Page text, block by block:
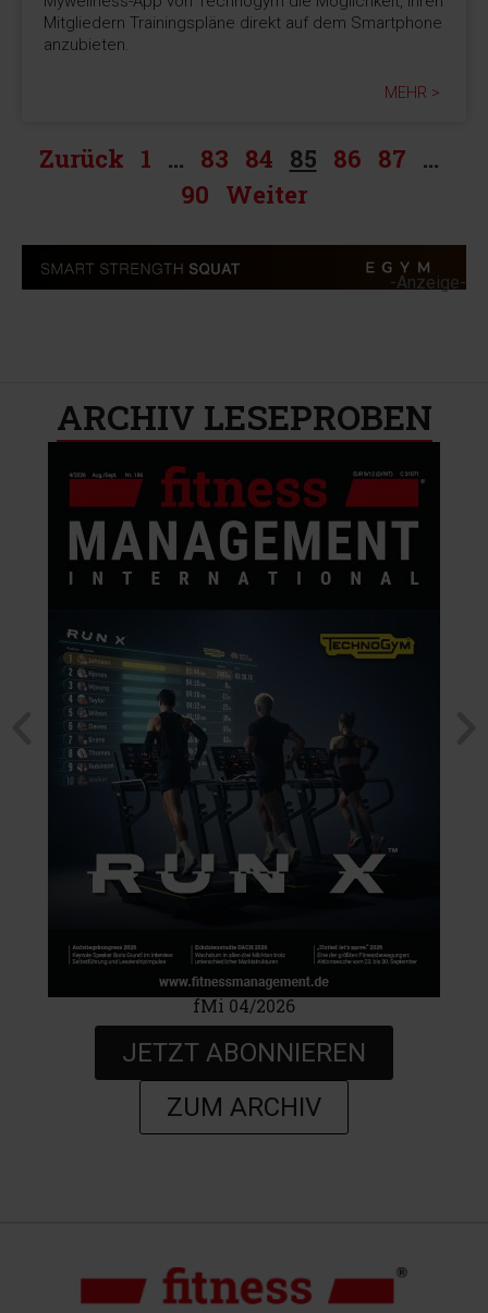
Mitgliedern Trainingspläne direkt auf dem Smartphone
anzubieten.
MEHR >
Zurück 1 … 83 84 85 86 87 …
90 Weiter
-Anzeige-
ARCHIV LESEPROBEN​
fMi 04/2026
JETZT ABONNIEREN
ZUM ARCHIV